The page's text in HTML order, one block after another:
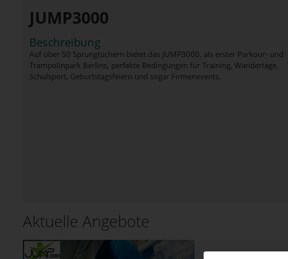
JUMP3000
Beschreibung
Auf über 50 Sprungtüchern bietet das JUMP3000, als erster Parkour- und
Trampolinpark Berlins, perfekte Bedingungen für Training, Wandertage,
Schulsport, Geburtstagsfeiern und sogar Firmenevents.
Aktuelle Angebote
JUMP3000